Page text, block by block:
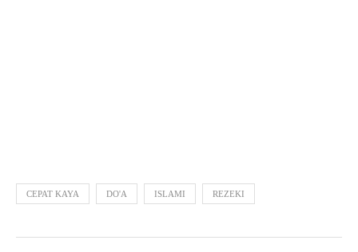
CEPAT KAYA DO'A ISLAMI REZEKI